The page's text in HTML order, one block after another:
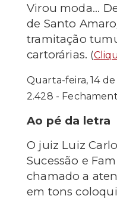
Virou moda...
de Santo
tramitação
cartorárias. (
Quarta-feira, 14
2.428 -
Ao pé da letra
O juiz Luiz
Sucessão e
chamado a
em tons